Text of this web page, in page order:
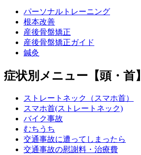
パーソナルトレーニング
根本改善
産後骨盤矯正
産後骨盤矯正ガイド
鍼灸
症状別メニュー【頭・首】
ストレートネック（スマホ首）
スマホ首(ストレートネック)
バイク事故
むちうち
交通事故に遭ってしまったら
交通事故の慰謝料・治療費